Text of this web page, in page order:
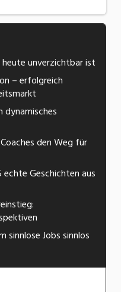
heute unverzichtbar ist
– erfolgreich
dynamisches
den Weg für
Geschichten aus
sinnlose Jobs sinnlos